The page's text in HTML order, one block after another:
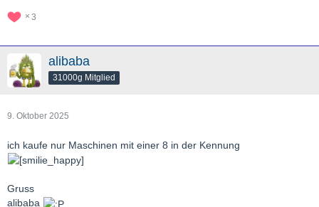
3
alibaba
31000g Mitglied
9. Oktober 2025
ich kaufe nur Maschinen mit einer 8 in der Kennung
Gruss
alibaba